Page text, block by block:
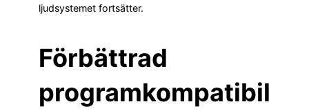
ljudsystemet fortsätter.
Förbättrad
programkompatibil